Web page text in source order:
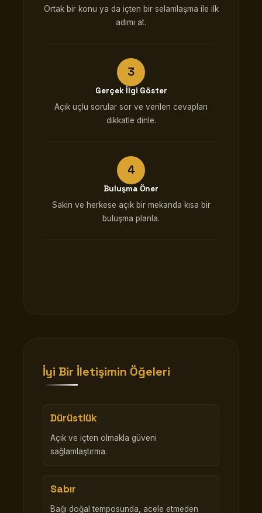
Ortak bir konu ya da içten bir selamlaşma ile ilk
adımı at.
Gerçek İlgi Göster
Açık uçlu sorular sor ve verilen cevapları
dikkatle dinle.
Buluşma Öner
Sakin ve herkese açık bir mekanda kısa bir
buluşma planla.
İyi Bir İletişimin Öğeleri
Dürüstlük
Açık ve içten olmakla güveni
sağlamlaştırma.
Sabır
Bağı doğal temposunda, acele etmeden